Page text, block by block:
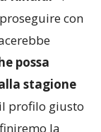
–
con
possa
stagione
profilo giusto